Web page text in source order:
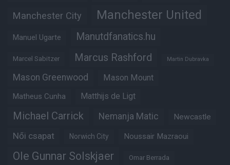
Manchester City Manchester United
Manuel Ugarte Manutdfanatics.hu
Marcel Sabitzer Marcus Rashford Martin Dubravka
Mason Greenwood Mason Mount
Matheus Cunha Matthijs de Ligt
Michael Carrick Nemanja Matic Newcastle
Női csapat Norwich City Noussair Mazraoui
Ole Gunnar Solskjaer Omar Berrada